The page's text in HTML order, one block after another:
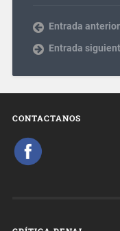
Entrada anterior
Entrada
CONTACTANOS